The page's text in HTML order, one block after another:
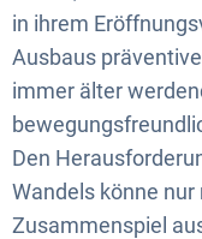
in ihrem
Ausbaus
immer älter
Den
Wandels könne
Zusammenspiel